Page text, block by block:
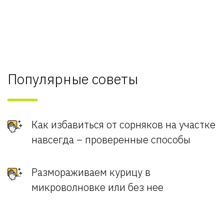
Популярные советы
Как избавиться от сорняков на участке
навсегда – проверенные способы
Размораживаем курицу в
микроволновке или без нее